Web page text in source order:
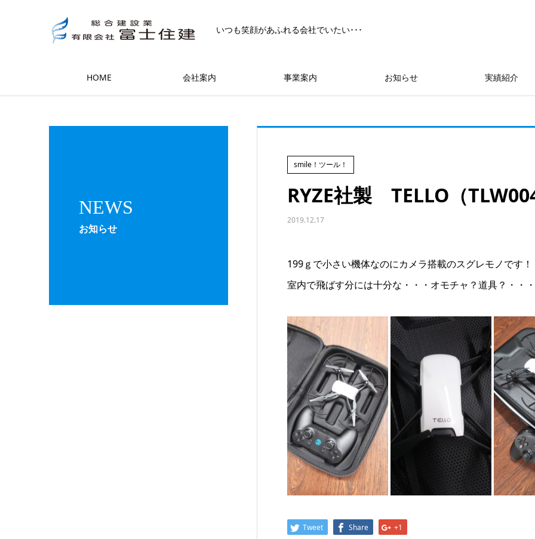
いつも笑顔があふれる会社でいたい･･･
HOME 会社案内 事業案内 お知らせ 実績紹介
NEWS
お知らせ
smile！ツール！
RYZE社製 TELLO（
2019.12.17
199ｇで小さい機体なのにカメラ搭載のスグレモノです！
室内で飛ばす分には十分な・・・オモチャ？道具？・・・
Tweet Share +1